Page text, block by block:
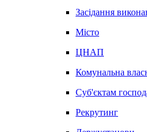
Засідання
Місто
ЦНАП
Комунальна
Суб'єктам
Рекрутинг